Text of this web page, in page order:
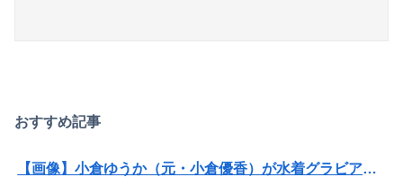
おすすめ記事
【画像】小倉ゆうか（元・小倉優香）が水着グラビア復帰ｗｗｗｗｗ